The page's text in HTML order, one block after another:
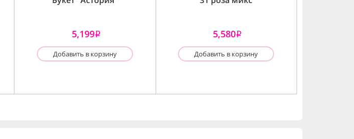
5,199i
Добавить в корзину
5,580i
Добавить в корзину